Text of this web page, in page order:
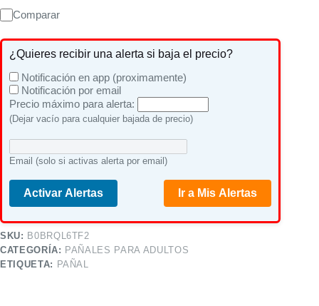
Comparar
¿Quieres recibir una alerta si baja el precio?
Notificación en app (proximamente)
Notificación por email
Precio máximo para alerta:
(Dejar vacío para cualquier bajada de precio)
Email (solo si activas alerta por email)
Activar Alertas Ir a Mis Alertas
SKU: B0BRQL6TF2
CATEGORÍA: PAÑALES PARA ADULTOS
ETIQUETA: PAÑAL